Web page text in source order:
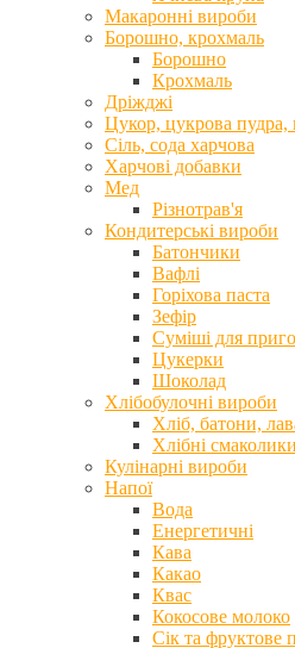
Макаронні вироби
Борошно, крохмаль
Борошно
Крохмаль
Дріжджі
Цукор, цукрова пудра,
Сіль, сода харчова
Харчові добавки
Мед
Різнотрав'я
Кондитерські вироби
Батончики
Вафлі
Горіхова паста
Зефір
Суміші для
Цукерки
Шоколад
Хлібобулочні вироби
Хліб, батони,
Хлібні смаколики
Кулінарні вироби
Напої
Вода
Енергетичні
Кава
Какао
Квас
Кокосове молоко
Сік та фруктове